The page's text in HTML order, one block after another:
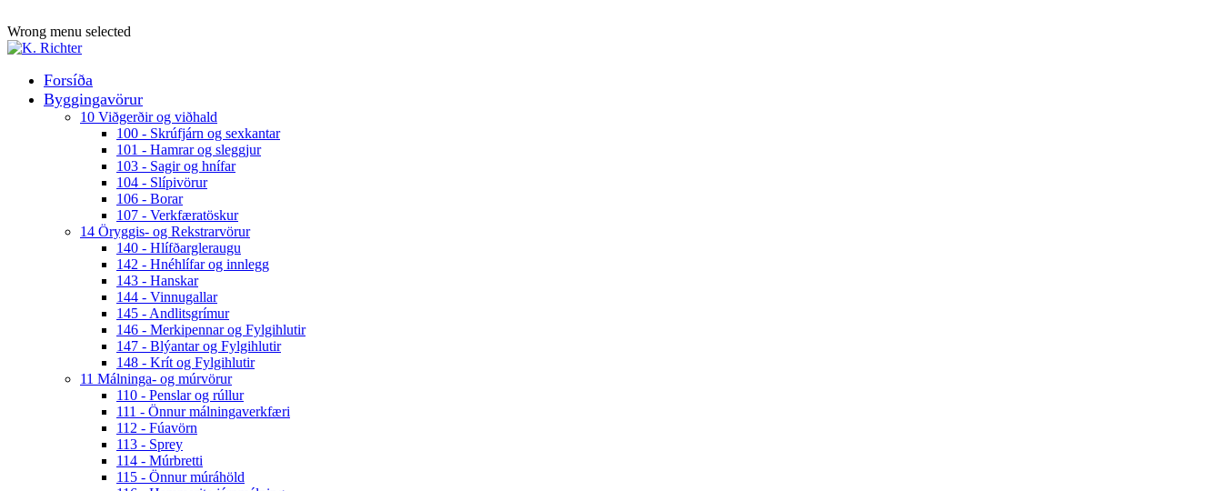
Wrong menu selected
Forsíða
Byggingavörur
10 Viðgerðir og viðhald
100 - Skrúfjárn og sexkantar
101 - Hamrar og sleggjur
103 - Sagir og hnífar
104 - Slípivörur
106 - Borar
107 - Verkfæratöskur
14 Öryggis- og Rekstrarvörur
140 - Hlífðargleraugu
142 - Hnéhlífar og innlegg
143 - Hanskar
144 - Vinnugallar
145 - Andlitsgrímur
146 - Merkipennar og Fylgihlutir
147 - Blýantar og Fylgihlutir
148 - Krít og Fylgihlutir
11 Málninga- og múrvörur
110 - Penslar og rúllur
111 - Önnur málningaverkfæri
112 - Fúavörn
113 - Sprey
114 - Múrbretti
115 - Önnur múráhöld